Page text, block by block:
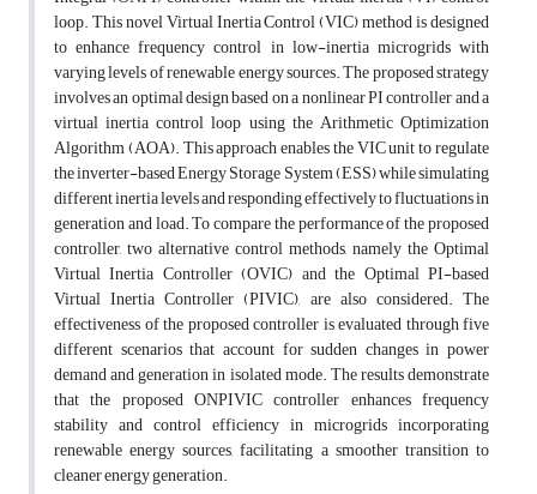
loop. This novel Virtual Inertia Control (VIC) method is designed
to enhance frequency control in low-inertia microgrids with
varying levels of renewable energy sources. The proposed strategy
involves an optimal design based on a nonlinear PI controller and a
virtual inertia control loop using the Arithmetic Optimization
Algorithm (AOA). This approach enables the VIC unit to regulate
the inverter-based Energy Storage System (ESS) while simulating
different inertia levels and responding effectively to fluctuations in
generation and load. To compare the performance of the proposed
controller, two alternative control methods, namely the Optimal
Virtual Inertia Controller (OVIC) and the Optimal PI-based
Virtual Inertia Controller (PIVIC), are also considered. The
effectiveness of the proposed controller is evaluated through five
different scenarios that account for sudden changes in power
demand and generation in isolated mode. The results demonstrate
that the proposed ONPIVIC controller enhances frequency
stability and control efficiency in microgrids incorporating
renewable energy sources, facilitating a smoother transition to
cleaner energy generation.